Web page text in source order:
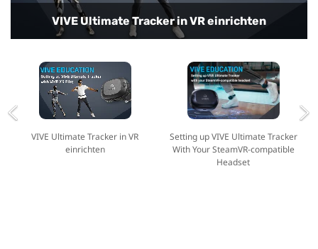
VIVE Ultimate Tracker in VR einrichten
Setting up VIVE Ultimate Tracker With Your
SteamVR-compatible Headset
VRChat für die Ganzkörperverfolgung einrichten
Setting up VIVE Ultimate Tracker with VIVE
Focus 3
VIVE Ultimate Tracker in VR
einrichten
Setting up VIVE Ultimate Tracker
With Your SteamVR-compatible
Headset